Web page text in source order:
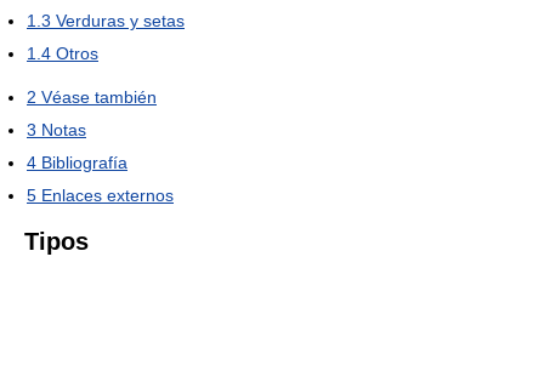
1.3 Verduras y setas
1.4 Otros
2 Véase también
3 Notas
4 Bibliografía
5 Enlaces externos
Tipos